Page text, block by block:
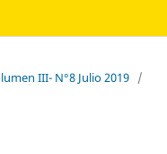
III- N°8 Julio 2019 /